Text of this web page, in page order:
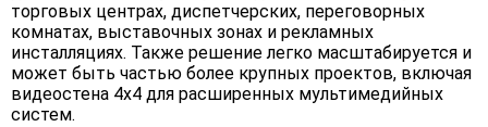
торговых центрах, диспетчерских, переговорных
комнатах, выставочных зонах и рекламных
инсталляциях. Также решение легко масштабируется и
может быть частью более крупных проектов, включая
видеостена 4х4 для расширенных мультимедийных
систем.